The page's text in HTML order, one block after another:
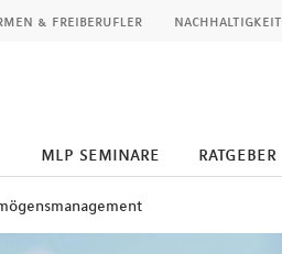
& freiberufler nachhaltigkeit
mlp seminare ratgeber